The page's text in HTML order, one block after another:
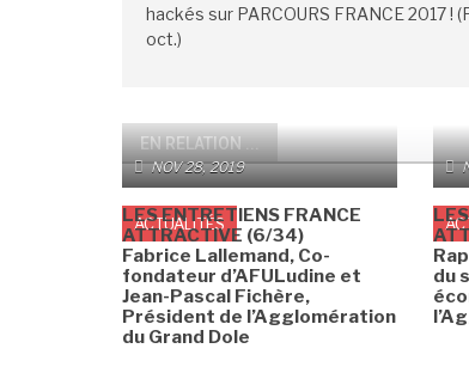
hackés sur PARCOURS FRANCE 2017 !
oct.)
EN RELATION ...
ACTUALITÉS
NOV 28, 2019
LES ENTRETIENS FRANCE
ATTRACTIVE (6/34)
Fabrice Lallemand, Co-
fondateur d’AFULudine et
Jean-Pascal Fichère,
Président de l’Agglomération
du Grand Dole
du